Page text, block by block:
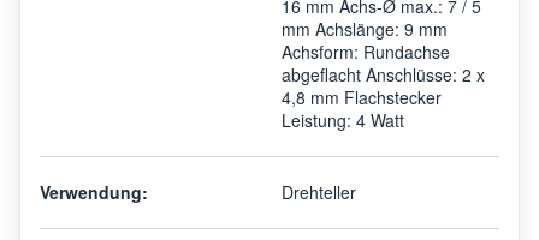
16 mm Achs-Ø max.: 7 / 5
mm Achslänge: 9 mm
Achsform: Rundachse
abgeflacht Anschlüsse: 2 x
4,8 mm Flachstecker
Leistung: 4 Watt
Verwendung: Drehteller